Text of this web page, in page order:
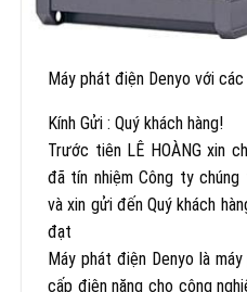
Máy phát điện Denyo với
Kính Gửi : Quý khách hàng!
Trước tiên LÊ HOÀNG xin
đã tín nhiệm Công ty
và xin gửi đến Quý khách
đạt
Máy phát điện Denyo là
cấp điện năng cho công